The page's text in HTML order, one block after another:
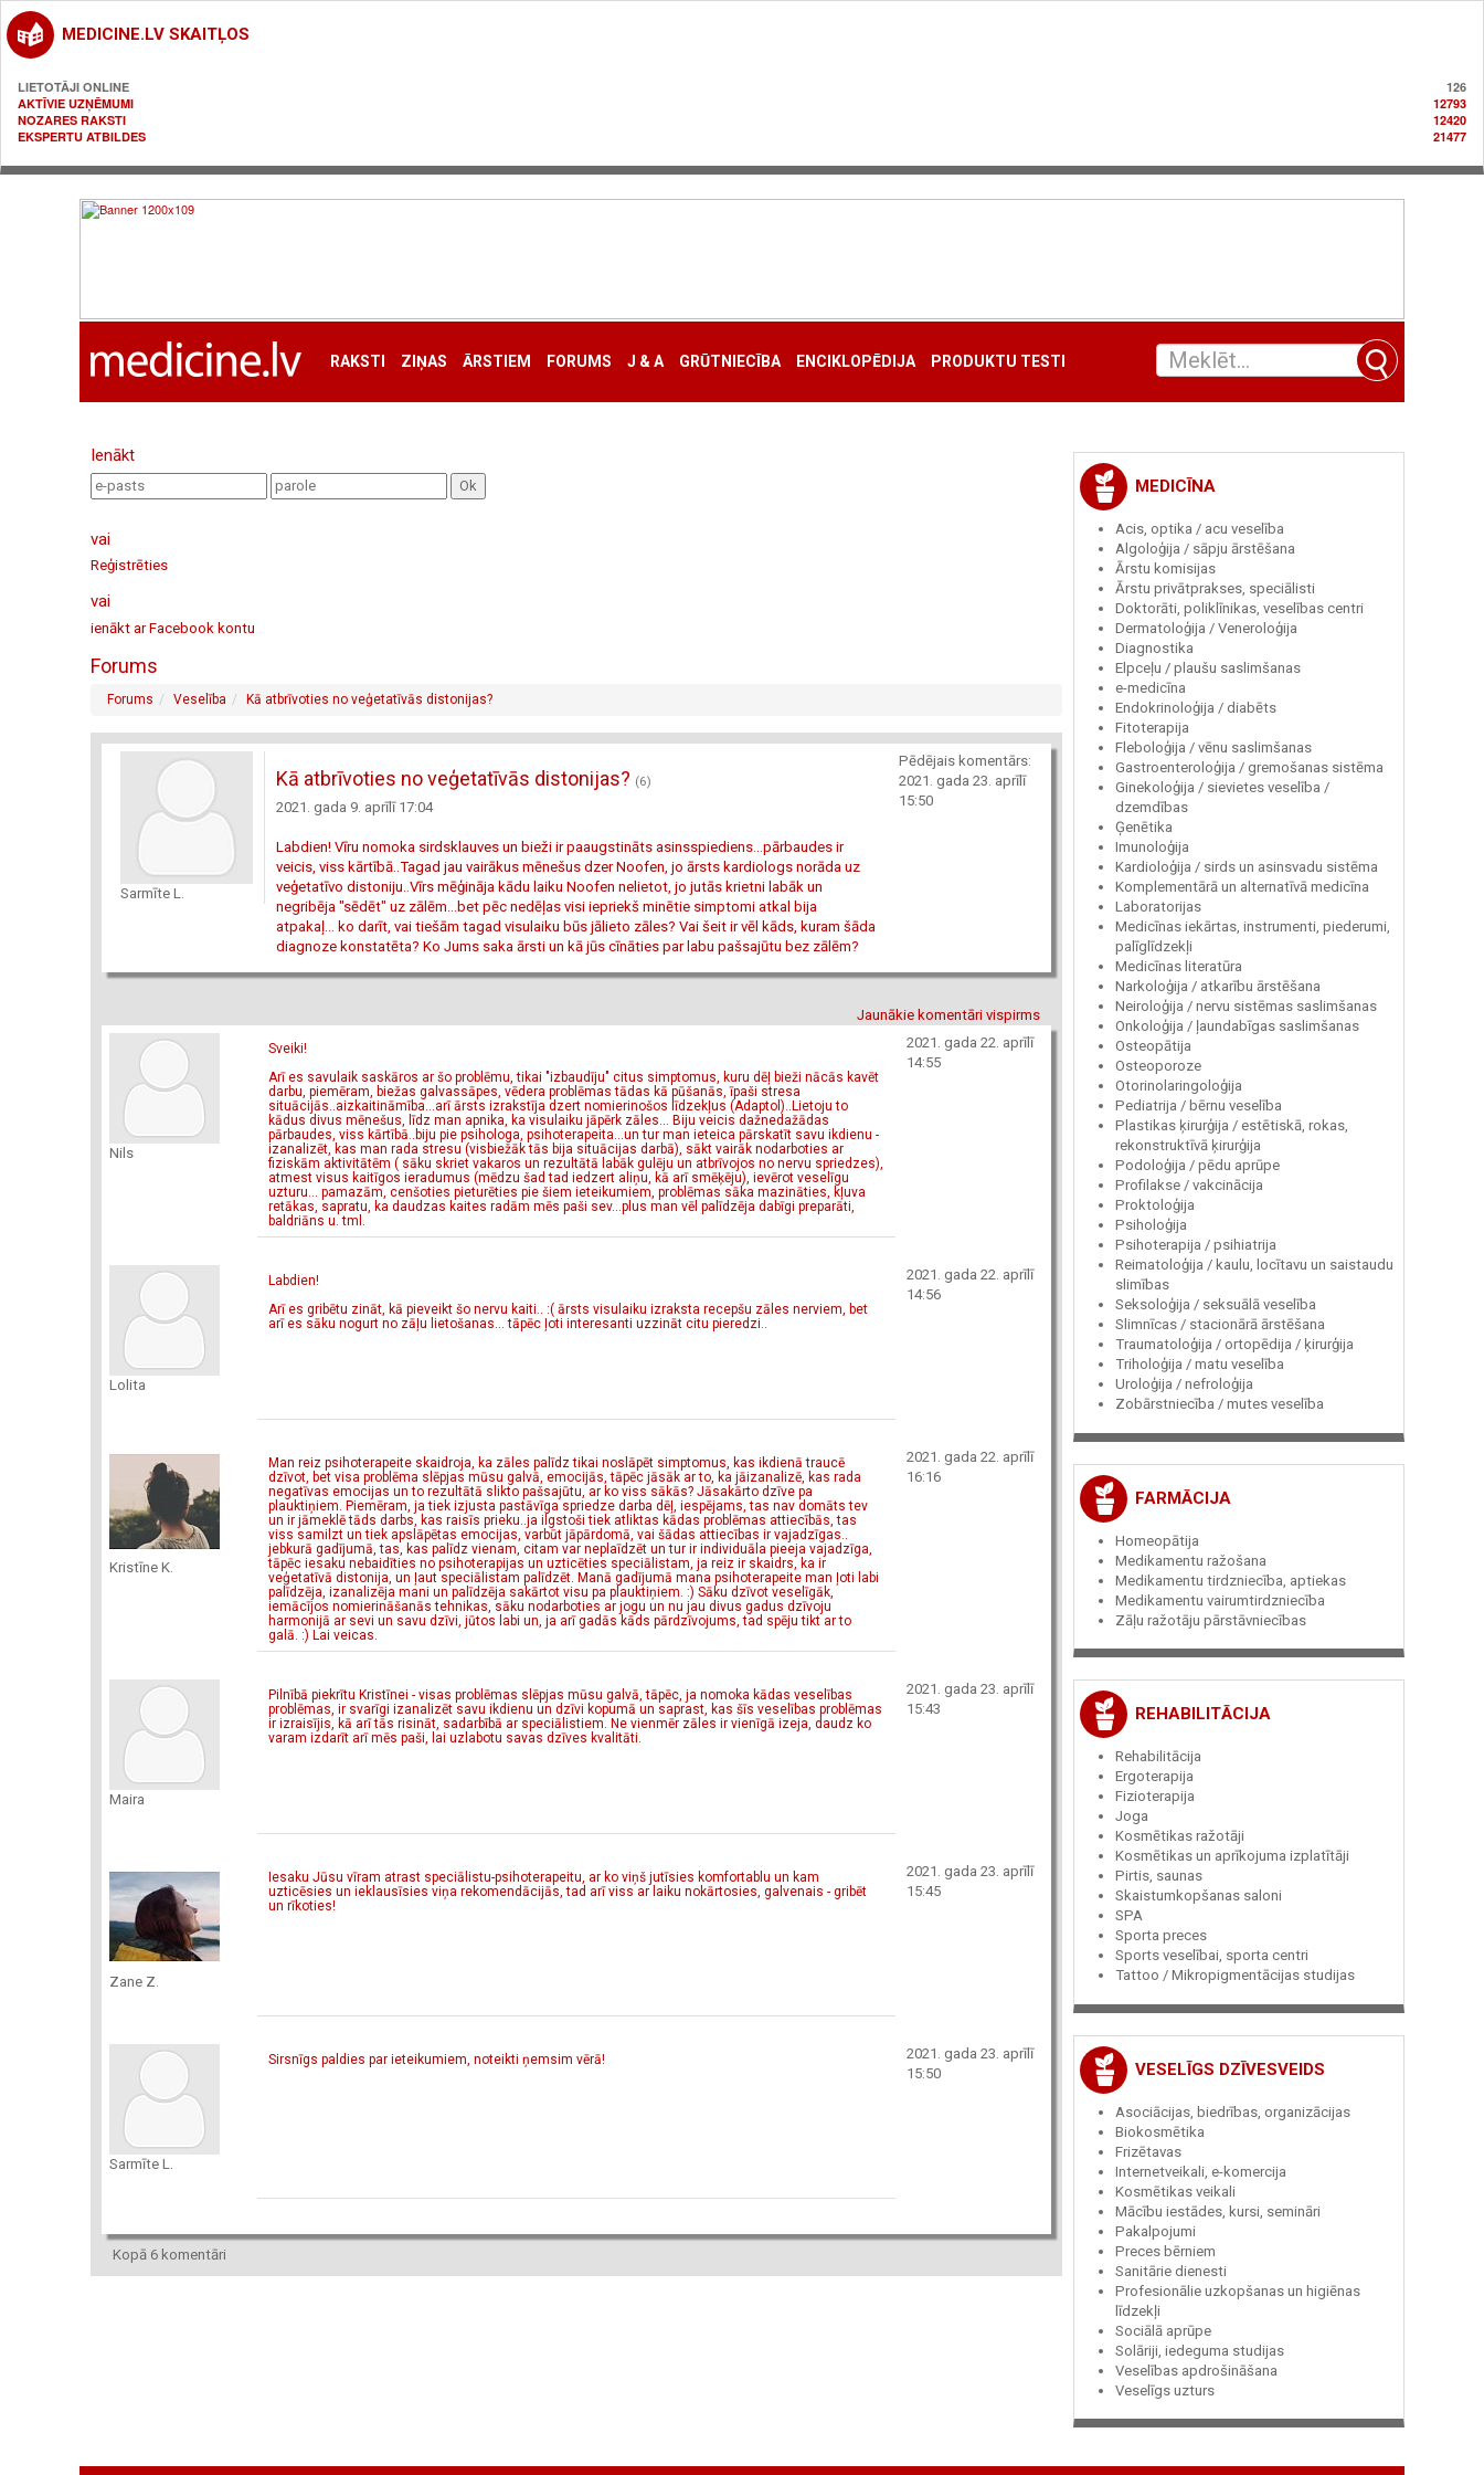
MEDICINE.LV SKAITĻOS
LIETOTĀJI ONLINE
126
AKTĪVIE UZŅĒMUMI
12793
NOZARES RAKSTI
12420
EKSPERTU ATBILDES
21477
RAKSTI ZIŅAS ĀRSTIEM FORUMS J & A GRŪTNIECĪBA ENCIKLOPĒDIJA PRODUKTU TESTI
Ienākt
vai
Reģistrēties
vai
ienākt ar Facebook kontu
Forums
Forums Veselība Kā atbrīvoties no veģetatīvās distonijas?
Sarmīte L.
Kā atbrīvoties no veģetatīvās distonijas? (6)
2021. gada 9. aprīlī 17:04
Labdien! Vīru nomoka sirdsklauves un bieži ir paaugstināts asinsspiediens...pārbaudes ir
veicis, viss kārtībā..Tagad jau vairākus mēnešus dzer Noofen, jo ārsts kardiologs norāda uz
veģetatīvo distoniju..Vīrs mēģināja kādu laiku Noofen nelietot, jo jutās krietni labāk un
negribēja "sēdēt" uz zālēm...bet pēc nedēļas visi iepriekš minētie simptomi atkal bija
atpakaļ... ko darīt, vai tiešām tagad visulaiku būs jālieto zāles? Vai šeit ir vēl kāds, kuram šāda
diagnoze konstatēta? Ko Jums saka ārsti un kā jūs cīnāties par labu pašsajūtu bez zālēm?
Pēdējais komentārs:
2021. gada 23. aprīlī
15:50
Jaunākie komentāri vispirms
Nils
Sveiki!
Arī es savulaik saskāros ar šo problēmu, tikai "izbaudīju" citus simptomus, kuru dēļ bieži nācās kavēt
darbu, piemēram, biežas galvassāpes, vēdera problēmas tādas kā pūšanās, īpaši stresa
situācijās..aizkaitināmība...arī ārsts izrakstīja dzert nomierinošos līdzekļus (Adaptol)..Lietoju to
kādus divus mēnešus, līdz man apnika, ka visulaiku jāpērk zāles... Biju veicis dažnedažādas
pārbaudes, viss kārtībā..biju pie psihologa, psihoterapeita...un tur man ieteica pārskatīt savu ikdienu -
izanalizēt, kas man rada stresu (visbiežāk tās bija situācijas darbā), sākt vairāk nodarboties ar
fiziskām aktivitātēm ( sāku skriet vakaros un rezultātā labāk gulēju un atbrīvojos no nervu spriedzes),
atmest visus kaitīgos ieradumus (mēdzu šad tad iedzert aliņu, kā arī smēķēju), ievērot veselīgu
uzturu... pamazām, cenšoties pieturēties pie šiem ieteikumiem, problēmas sāka mazināties, kļuva
retākas, sapratu, ka daudzas kaites radām mēs paši sev...plus man vēl palīdzēja dabīgi preparāti,
baldriāns u. tml.
2021. gada 22. aprīlī
14:55
Lolita
Labdien!
Arī es gribētu zināt, kā pieveikt šo nervu kaiti.. :( ārsts visulaiku izraksta recepšu zāles nerviem, bet
arī es sāku nogurt no zāļu lietošanas... tāpēc ļoti interesanti uzzināt citu pieredzi..
2021. gada 22. aprīlī
14:56
Kristīne K.
Man reiz psihoterapeite skaidroja, ka zāles palīdz tikai noslāpēt simptomus, kas ikdienā traucē
dzīvot, bet visa problēma slēpjas mūsu galvā, emocijās, tāpēc jāsāk ar to, ka jāizanalizē, kas rada
negatīvas emocijas un to rezultātā slikto pašsajūtu, ar ko viss sākās? Jāsakārto dzīve pa
plauktiņiem. Piemēram, ja tiek izjusta pastāvīga spriedze darba dēļ, iespējams, tas nav domāts tev
un ir jāmeklē tāds darbs, kas raisīs prieku..ja ilgstoši tiek atliktas kādas problēmas attiecībās, tas
viss samilzt un tiek apslāpētas emocijas, varbūt jāpārdomā, vai šādas attiecības ir vajadzīgas..
jebkurā gadījumā, tas, kas palīdz vienam, citam var neplaīdzēt un tur ir individuāla pieeja vajadzīga,
tāpēc iesaku nebaidīties no psihoterapijas un uzticēties speciālistam, ja reiz ir skaidrs, ka ir
veģetatīvā distonija, un ļaut speciālistam palīdzēt. Manā gadījumā mana psihoterapeite man ļoti labi
palīdzēja, izanalizēja mani un palīdzēja sakārtot visu pa plauktiņiem. :) Sāku dzīvot veselīgāk,
iemācījos nomierināšanās tehnikas, sāku nodarboties ar jogu un nu jau divus gadus dzīvoju
harmonijā ar sevi un savu dzīvi, jūtos labi un, ja arī gadās kāds pārdzīvojums, tad spēju tikt ar to
galā. :) Lai veicas.
2021. gada 22. aprīlī
16:16
Maira
Pilnībā piekrītu Kristīnei - visas problēmas slēpjas mūsu galvā, tāpēc, ja nomoka kādas veselības
problēmas, ir svarīgi izanalizēt savu ikdienu un dzīvi kopumā un saprast, kas šīs veselības problēmas
ir izraisījis, kā arī tās risināt, sadarbībā ar speciālistiem. Ne vienmēr zāles ir vienīgā izeja, daudz ko
varam izdarīt arī mēs paši, lai uzlabotu savas dzīves kvalitāti.
2021. gada 23. aprīlī
15:43
Zane Z.
Iesaku Jūsu vīram atrast speciālistu-psihoterapeitu, ar ko viņš jutīsies komfortablu un kam
uzticēsies un ieklausīsies viņa rekomendācijās, tad arī viss ar laiku nokārtosies, galvenais - gribēt
un rīkoties!
2021. gada 23. aprīlī
15:45
Sarmīte L.
Sirsnīgs paldies par ieteikumiem, noteikti ņemsim vērā!
2021. gada 23. aprīlī
15:50
Kopā 6 komentāri
MEDICĪNA
Acis, optika / acu veselība
Algoloģija / sāpju ārstēšana
Ārstu komisijas
Ārstu privātprakses, speciālisti
Doktorāti, poliklīnikas, veselības centri
Dermatoloģija / Veneroloģija
Diagnostika
Elpceļu / plaušu saslimšanas
e-medicīna
Endokrinoloģija / diabēts
Fitoterapija
Fleboloģija / vēnu saslimšanas
Gastroenteroloģija / gremošanas sistēma
Ginekoloģija / sievietes veselība /
dzemdības
Ģenētika
Imunoloģija
Kardioloģija / sirds un asinsvadu sistēma
Komplementārā un alternatīvā medicīna
Laboratorijas
Medicīnas iekārtas, instrumenti, piederumi,
palīglīdzekļi
Medicīnas literatūra
Narkoloģija / atkarību ārstēšana
Neiroloģija / nervu sistēmas saslimšanas
Onkoloģija / ļaundabīgas saslimšanas
Osteopātija
Osteoporoze
Otorinolaringoloģija
Pediatrija / bērnu veselība
Plastikas ķirurģija / estētiskā, rokas,
rekonstruktīvā ķirurģija
Podoloģija / pēdu aprūpe
Profilakse / vakcinācija
Proktoloģija
Psiholoģija
Psihoterapija / psihiatrija
Reimatoloģija / kaulu, locītavu un saistaudu
slimības
Seksoloģija / seksuālā veselība
Slimnīcas / stacionārā ārstēšana
Traumatoloģija / ortopēdija / ķirurģija
Triholoģija / matu veselība
Uroloģija / nefroloģija
Zobārstniecība / mutes veselība
FARMĀCIJA
Homeopātija
Medikamentu ražošana
Medikamentu tirdzniecība, aptiekas
Medikamentu vairumtirdzniecība
Zāļu ražotāju pārstāvniecības
REHABILITĀCIJA
Rehabilitācija
Ergoterapija
Fizioterapija
Joga
Kosmētikas ražotāji
Kosmētikas un aprīkojuma izplatītāji
Pirtis, saunas
Skaistumkopšanas saloni
SPA
Sporta preces
Sports veselībai, sporta centri
Tattoo / Mikropigmentācijas studijas
VESELĪGS DZĪVESVEIDS
Asociācijas, biedrības, organizācijas
Biokosmētika
Frizētavas
Internetveikali, e-komercija
Kosmētikas veikali
Mācību iestādes, kursi, semināri
Pakalpojumi
Preces bērniem
Sanitārie dienesti
Profesionālie uzkopšanas un higiēnas
līdzekļi
Sociālā aprūpe
Solāriji, iedeguma studijas
Veselības apdrošināšana
Veselīgs uzturs